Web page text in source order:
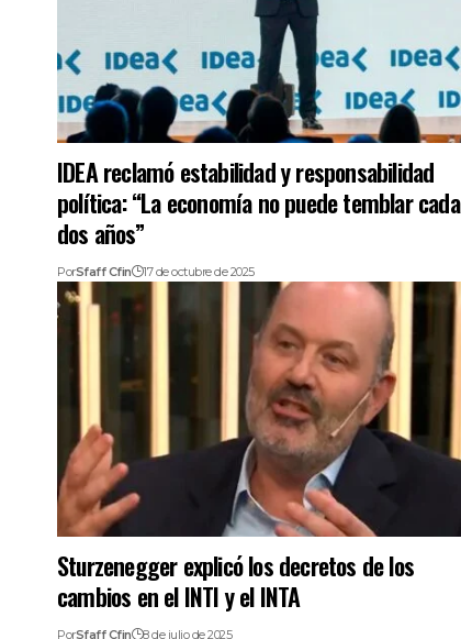
IDEA reclamó estabilidad y responsabilidad
política: “La economía no puede temblar cada
dos años”
PorSfaff Cfin 17 de octubre de 2025
Sturzenegger explicó los decretos de los
cambios en el INTI y el INTA
PorSfaff Cfin 8 de julio de 2025